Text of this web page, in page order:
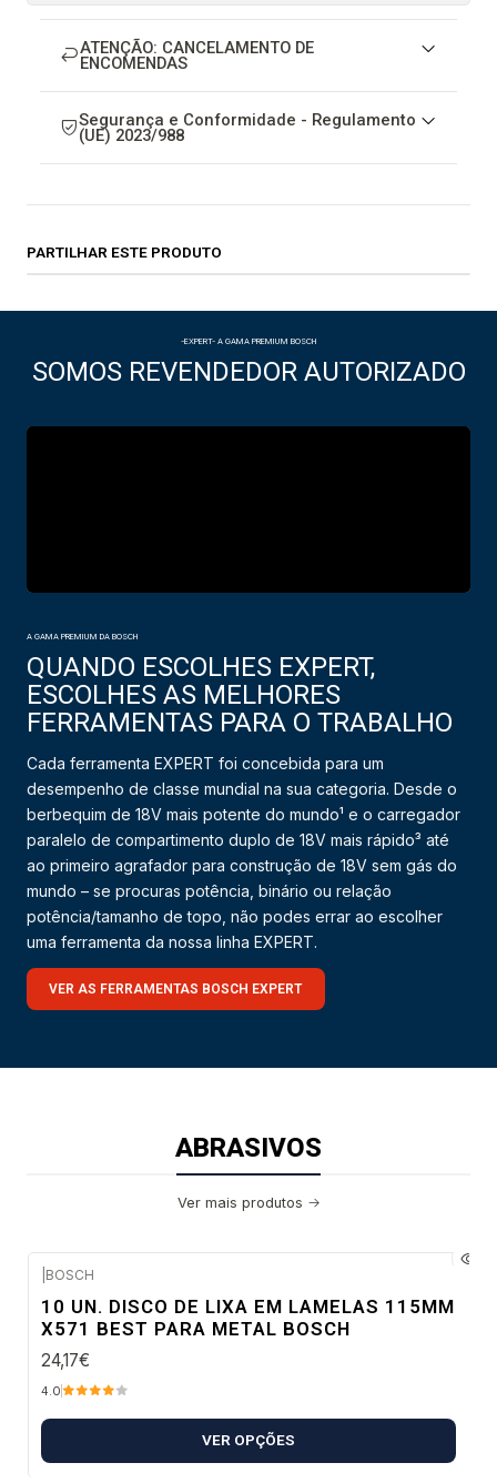
ATENÇÃO: CANCELAMENTO DE
ENCOMENDAS
Segurança e Conformidade - Regulamento
(UE) 2023/988
PARTILHAR ESTE PRODUTO
-EXPERT- A GAMA PREMIUM BOSCH
SOMOS REVENDEDOR AUTORIZADO
A GAMA PREMIUM DA BOSCH
QUANDO ESCOLHES EXPERT,
ESCOLHES AS MELHORES
FERRAMENTAS PARA O TRABALHO
Cada ferramenta EXPERT foi concebida para um
desempenho de classe mundial na sua categoria. Desde o
berbequim de 18V mais potente do mundo¹ e o carregador
paralelo de compartimento duplo de 18V mais rápido³ até
ao primeiro agrafador para construção de 18V sem gás do
mundo – se procuras potência, binário ou relação
potência/tamanho de topo, não podes errar ao escolher
uma ferramenta da nossa linha EXPERT.
VER AS FERRAMENTAS BOSCH EXPERT
ABRASIVOS
Ver mais produtos
BOSCH
10 UN. DISCO DE LIXA EM LAMELAS 115MM
X571 BEST PARA METAL BOSCH
24,17€
4.0
VER OPÇÕES